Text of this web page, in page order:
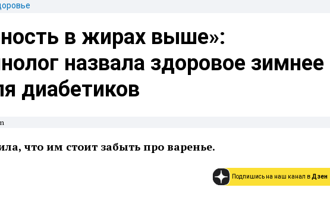
в жирах выше»:
назвала здоровое зимнее
диабетиков
что им стоит забыть про варенье.
Подпишись на наш канал вДзен